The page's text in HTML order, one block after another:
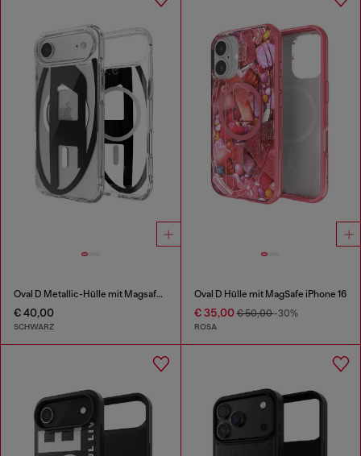
Oval D Metallic-Hülle mit Magsafe für iPhone 17 Air
€ 40,00
SCHWARZ
Oval D Hülle mit MagSafe iPhone 16
€ 35,00€ 50,00-30%
ROSA